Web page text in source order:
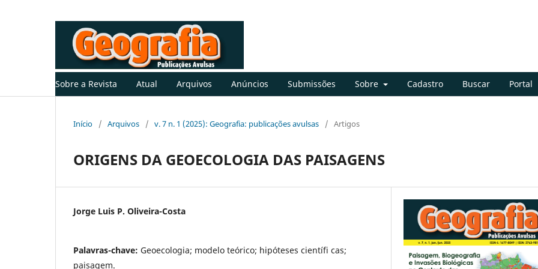
Sobre a Revista Atual Arquivos Anúncios Submissões Sobre Cadastro Buscar Portal
Início / Arquivos / v. 7 n. 1 (2025): Geografia: publicações avulsas / Artigos
ORIGENS DA GEOECOLOGIA DAS PAISAGENS
Jorge Luis P. Oliveira-Costa
Palavras-chave: Geoecologia; modelo teórico; hipóteses científi cas;
paisagem.